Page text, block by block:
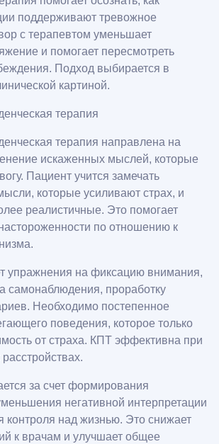
поддерживают тревожное
с терапевтом уменьшает
и помогает пересмотреть
Подход выбирается в
картиной.
терапия
терапия направлена на
искаженных мыслей, которые
Пациент учится замечать
которые усиливают страх, и
реалистичные. Это помогает
по отношению к
упражнения на фиксацию внимания,
самонаблюдения, проработку
Необходимо постепенное
поведения, которое только
от страха. КПТ эффективна при
за счет формирования
негативной интерпретации
контроля над жизнью. Это снижает
к врачам и улучшает общее